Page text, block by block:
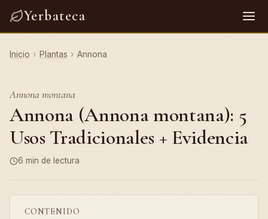
Yerbateca
Inicio › Plantas › Annona
Annona montana
Annona (Annona montana): 5
Usos Tradicionales + Evidencia
6 min de lectura
CONTENIDO